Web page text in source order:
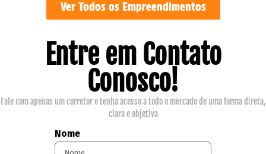
Ver Todos os Empreendimentos
Entre em Contato
Conosco!
Fale com apenas um corretor e tenha acesso a todo o mercado de uma forma direta,
clara e objetiva
Nome